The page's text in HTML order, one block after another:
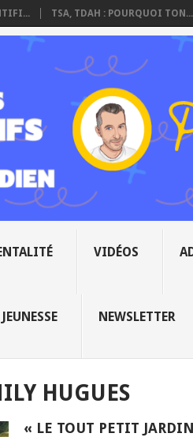
TSA, TDAH : POURQUOI TON...
VIDÉOS
NEWSLETTER
HUGUES
« LE TOUT PETIT